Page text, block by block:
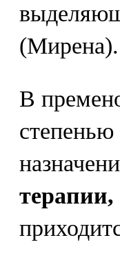
(Мирена).
В
степенью
терапии,